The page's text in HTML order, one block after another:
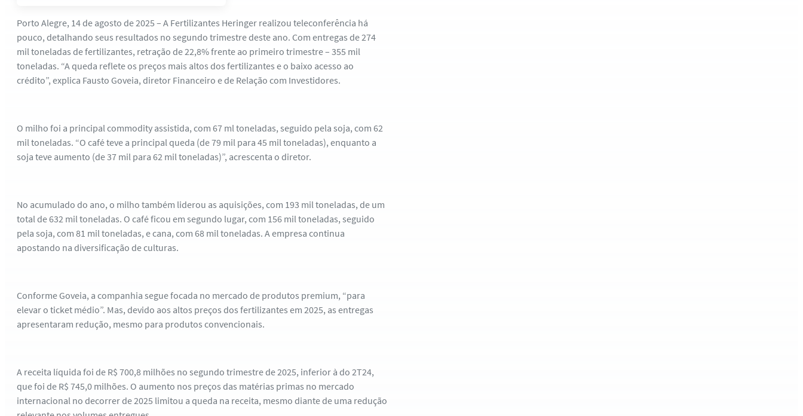
Porto Alegre, 14 de agosto de 2025 – A Fertilizantes Heringer realizou teleconferência há
pouco, detalhando seus resultados no segundo trimestre deste ano. Com entregas de 274
mil toneladas de fertilizantes, retração de 22,8% frente ao primeiro trimestre – 355 mil
toneladas. “A queda reflete os preços mais altos dos fertilizantes e o baixo acesso ao
crédito”, explica Fausto Goveia, diretor Financeiro e de Relação com Investidores.
O milho foi a principal commodity assistida, com 67 ml toneladas, seguido pela soja, com 62
mil toneladas. “O café teve a principal queda (de 79 mil para 45 mil toneladas), enquanto a
soja teve aumento (de 37 mil para 62 mil toneladas)”, acrescenta o diretor.
No acumulado do ano, o milho também liderou as aquisições, com 193 mil toneladas, de um
total de 632 mil toneladas. O café ficou em segundo lugar, com 156 mil toneladas, seguido
pela soja, com 81 mil toneladas, e cana, com 68 mil toneladas. A empresa continua
apostando na diversificação de culturas.
Conforme Goveia, a companhia segue focada no mercado de produtos premium, “para
elevar o ticket médio”. Mas, devido aos altos preços dos fertilizantes em 2025, as entregas
apresentaram redução, mesmo para produtos convencionais.
A receita líquida foi de R$ 700,8 milhões no segundo trimestre de 2025, inferior à do 2T24,
que foi de R$ 745,0 milhões. O aumento nos preços das matérias primas no mercado
internacional no decorrer de 2025 limitou a queda na receita, mesmo diante de uma redução